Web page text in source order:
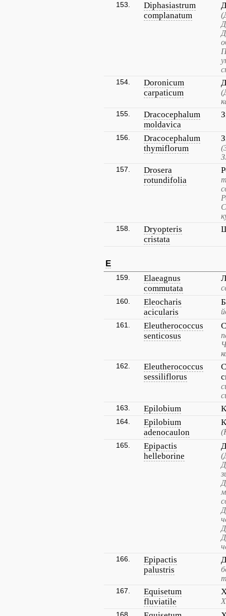
153.
Diphasiastrum
complanatum
154.
Doronicum
carpaticum
155.
Dracocephalum
moldavica
156.
Dracocephalum
thymiflorum
157.
Drosera
rotundifolia
158.
Dryopteris
cristata
E
159.
Elaeagnus
commutata
160.
Eleocharis
acicularis
161.
Eleutherococcus
senticosus
162.
Eleutherococcus
sessiliflorus
163. Epilobium
164.
Epilobium
adenocaulon
165.
Epipactis
helleborine
166.
Epipactis
palustris
167.
Equisetum
fluviatile